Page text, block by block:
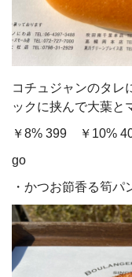
コチュジャンのタレ
ックに挟んで大葉と
￥8% 399 ￥10%
go
・かつお節香る筍パ